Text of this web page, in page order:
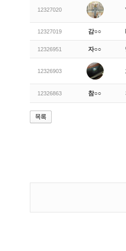
12327020
12327019 감○○
12326951 자○○
12326903
12326863 참○○